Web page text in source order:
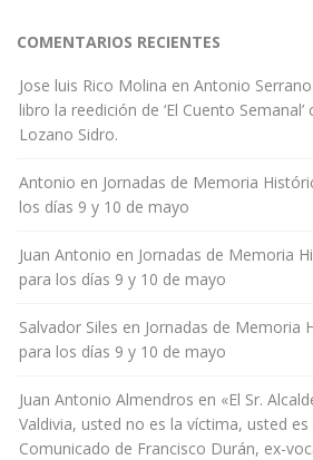
COMENTARIOS RECIENTES
Jose luis Rico Molina en Antonio
libro la reedición de ‘El Cuento
Lozano Sidro.
Antonio en Jornadas de Memoria
los días 9 y 10 de mayo
Juan Antonio en Jornadas de Memoria
para los días 9 y 10 de mayo
Salvador Siles en Jornadas de Memoria
para los días 9 y 10 de mayo
Juan Antonio Almendros en «El Sr.
Valdivia, usted no es la víctima, usted es
Comunicado de Francisco Durán, ex-